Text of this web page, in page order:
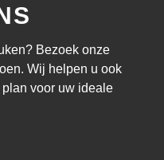
Bezoek onze
Wij helpen u ook
voor uw ideale